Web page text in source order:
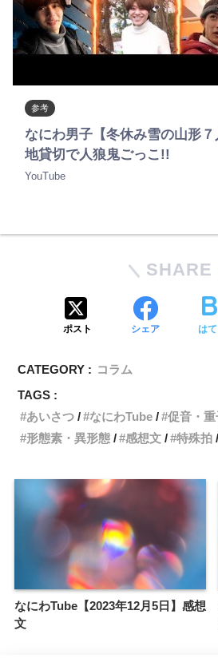
参考
なにわ男子【冬休み雪の山形
地貸切で人狼鬼ごっこ!!
YouTube
SHARE
ポスト シェア は
CATEGORY : コラム
TAGS :
あいさつ
なにわTube
促音・
形態素・異形態
感想文 特殊拍
なにわTube【2023年12月5日】感想
文